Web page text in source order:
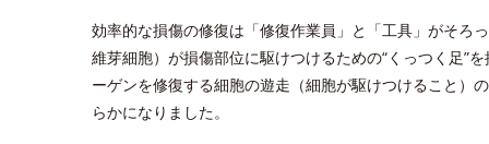
効率的な損傷の修復は「修復作業員」と「工具」がそろ
維芽細胞）が損傷部位に駆けつけるための“くっつく足”
ーゲンを修復する細胞の遊走（細胞が駆けつけること）
らかになりました。